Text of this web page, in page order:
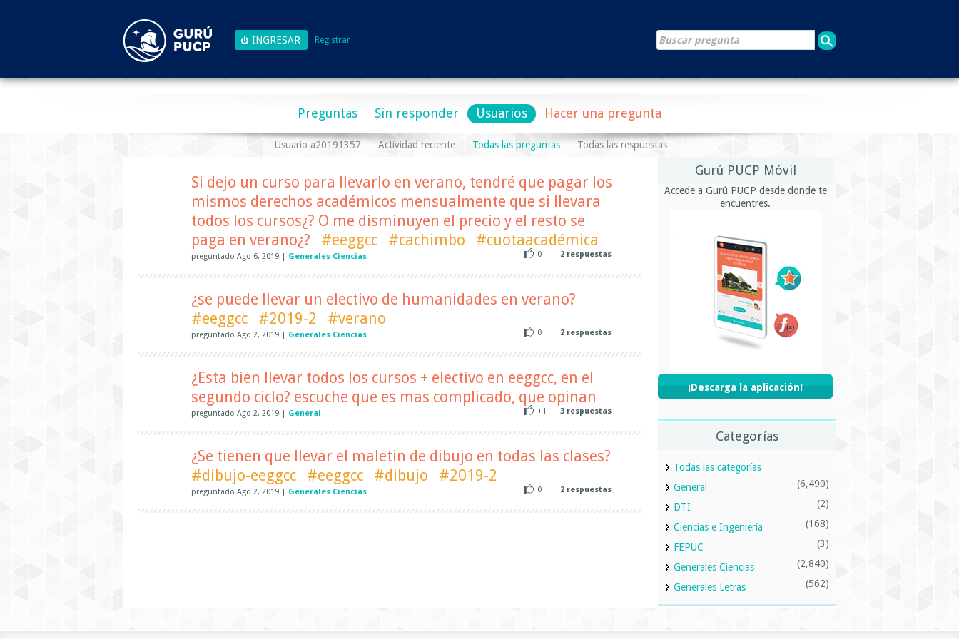
Registrar
Preguntas Sin responder Usuarios Hacer una pregunta
Usuario a20191357 Actividad reciente Todas las preguntas Todas las respuestas
Si dejo un curso para llevarlo en verano, tendré que pagar los
mismos derechos académicos mensualmente que si llevara
todos los cursos¿? O me disminuyen el precio y el resto se
paga en verano¿?
#eeggcc #cachimbo #cuotaacadémica
preguntado Ago 6, 2019 Generales Ciencias 0 2 respuestas
¿se puede llevar un electivo de humanidades en verano?
#eeggcc
#2019-2 #verano
preguntado Ago 2, 2019 Generales Ciencias 0 2 respuestas
¿Esta bien llevar todos los cursos + electivo en eeggcc, en el
segundo ciclo? escuche que es mas complicado, que opinan
preguntado Ago 2, 2019 General +1 3 respuestas
¿Se tienen que llevar el maletin de dibujo en todas las clases?
#dibujo-eeggcc
#eeggcc #dibujo #2019-2
preguntado Ago 2, 2019 Generales Ciencias 0 2 respuestas
Gurú PUCP Móvil
Accede a Gurú PUCP desde donde te
encuentres.
¡Descarga la aplicación!
Categorías
Todas las categorías
General
(6,490)
DTI (2)
Ciencias e Ingeniería (168)
FEPUC (3)
Generales Ciencias (2,840)
Generales Letras (562)